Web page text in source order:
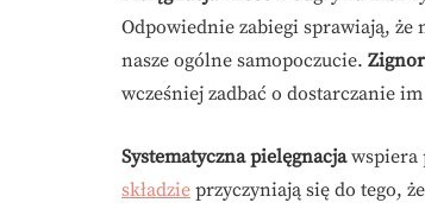
Odpowiednie zabiegi sprawiają, że
nasze ogólne samopoczucie.
wcześniej zadbać o dostarczanie
Systematyczna pielęgnacjawspiera
składzie przyczyniają się do tego,